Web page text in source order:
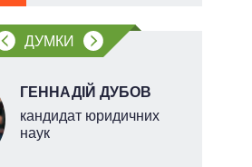
ДУМКИ
ГЕННАДІЙ ДУБОВ
кандидат юридичних
наук